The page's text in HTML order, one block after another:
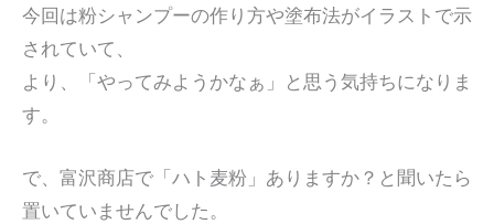
今回は粉シャンプーの作り方や塗布法がイラストで示
されていて、
より、「やってみようかなぁ」と思う気持ちになりま
す。
で、富沢商店で「ハト麦粉」ありますか？と聞いたら
置いていませんでした。